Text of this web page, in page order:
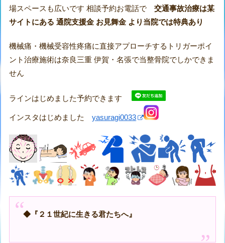
場スペースも広いです 相談予約お電話で交通事故治療は某
サイトにある 通院支援金 お見舞金 より当院では特典あり
機械痛・機械受容性疼痛に直接アプローチするトリガーポイ
ント治療施術は奈良三重 伊賀・名張で当整骨院でしかできま
せん
ラインはじめました予約できます
インスタはじめましたyasuragi0033
◆ 『２１世紀に生きる君たちへ』